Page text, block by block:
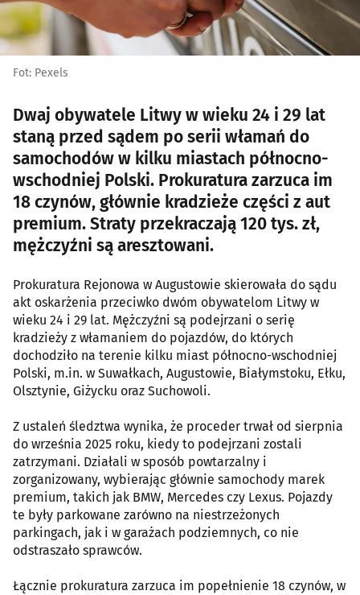
Fot: Pexels
Dwaj obywatele Litwy w wieku 24 i 29 lat
staną przed sądem po serii włamań do
samochodów w kilku miastach północno-
wschodniej Polski. Prokuratura zarzuca im
18 czynów, głównie kradzieże części z aut
premium. Straty przekraczają 120 tys. zł,
mężczyźni są aresztowani.
Prokuratura Rejonowa w Augustowie skierowała do sądu
akt oskarżenia przeciwko dwóm obywatelom Litwy w
wieku 24 i 29 lat. Mężczyźni są podejrzani o serię
kradzieży z włamaniem do pojazdów, do których
dochodziło na terenie kilku miast północno-wschodniej
Polski, m.in. w Suwałkach, Augustowie, Białymstoku, Ełku,
Olsztynie, Giżycku oraz Suchowoli.
Z ustaleń śledztwa wynika, że proceder trwał od sierpnia
do września 2025 roku, kiedy to podejrzani zostali
zatrzymani. Działali w sposób powtarzalny i
zorganizowany, wybierając głównie samochody marek
premium, takich jak BMW, Mercedes czy Lexus. Pojazdy
te były parkowane zarówno na niestrzeżonych
parkingach, jak i w garażach podziemnych, co nie
odstraszało sprawców.
Łącznie prokuratura zarzuca im popełnienie 18 czynów, w